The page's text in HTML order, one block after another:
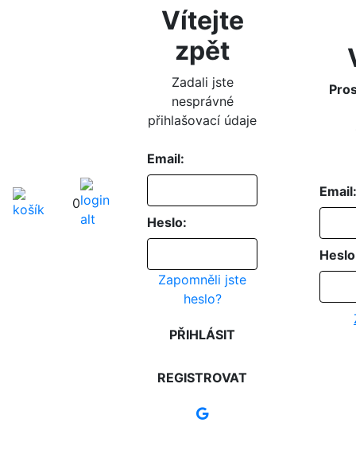
0
Vítejte
zpět
Zadali jste
nesprávné
přihlašovací údaje
Email:
Heslo:
Zapomněli jste
heslo?
PŘIHLÁSIT
REGISTROVAT
Email: